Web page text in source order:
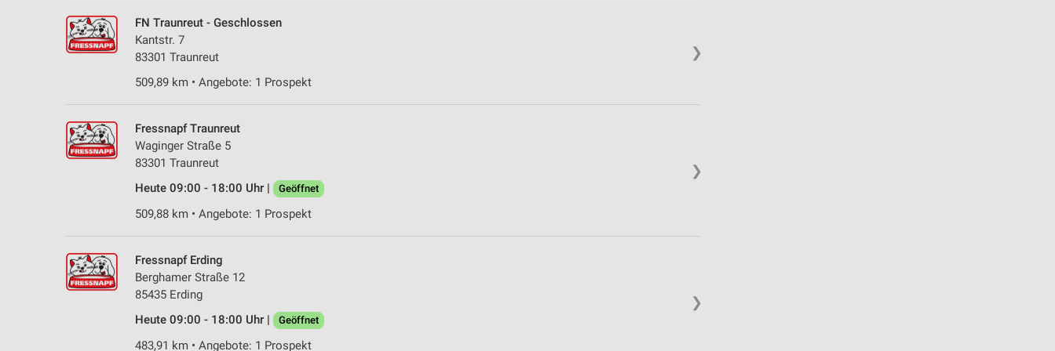
❯
FN Traunreut - Geschlossen
Kantstr. 7
83301 Traunreut
509,89 km • Angebote: 1 Prospekt
❯
Fressnapf Traunreut
Waginger Straße 5
83301 Traunreut
Heute 09:00 - 18:00 Uhr |
Geöffnet
509,88 km • Angebote: 1 Prospekt
❯
Fressnapf Erding
Berghamer Straße 12
85435 Erding
Heute 09:00 - 18:00 Uhr |
Geöffnet
483,91 km • Angebote: 1 Prospekt